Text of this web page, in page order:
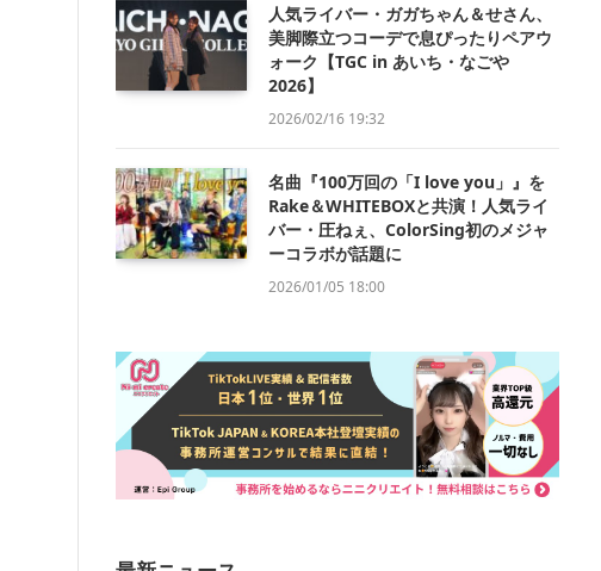
人気ライバー・ガガちゃん＆せさん、
美脚際立つコーデで息ぴったりペアウ
ォーク【TGC in あいち・なごや
2026】
2026/02/16 19:32
名曲『100万回の「I love you」』を
Rake＆WHITEBOXと共演！人気ライ
バー・圧ねぇ、ColorSing初のメジャ
ーコラボが話題に
2026/01/05 18:00